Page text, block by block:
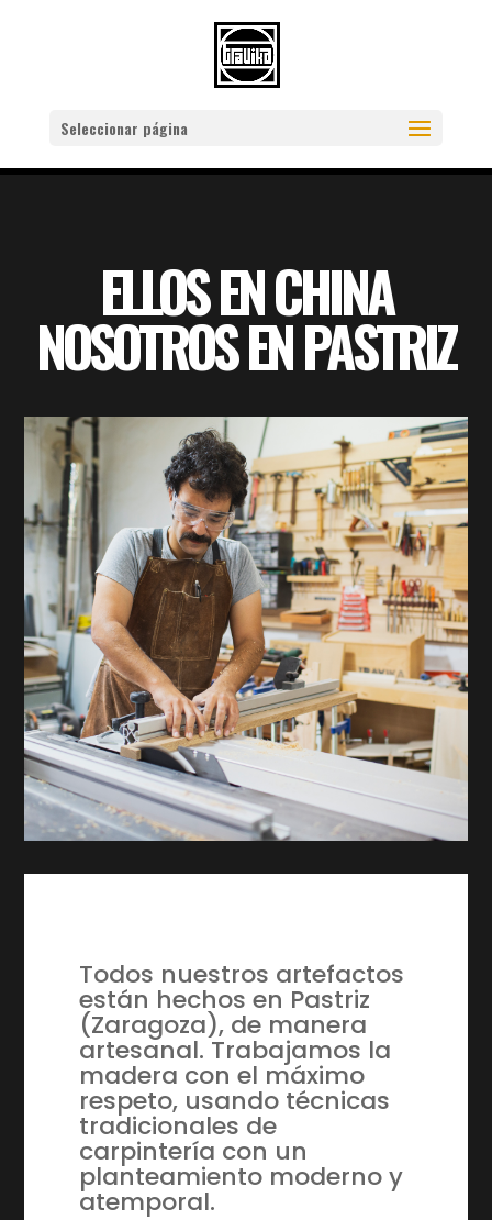
Seleccionar página
ELLOS EN CHINA
NOSOTROS EN PASTRIZ
Todos nuestros artefactos
están hechos en Pastriz
(Zaragoza), de manera
artesanal. Trabajamos la
madera con el máximo
respeto, usando técnicas
tradicionales de
carpintería con un
planteamiento moderno y
atemporal.